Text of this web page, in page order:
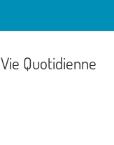
Vie Quotidienne